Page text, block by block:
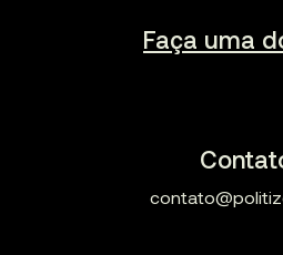
Faça uma